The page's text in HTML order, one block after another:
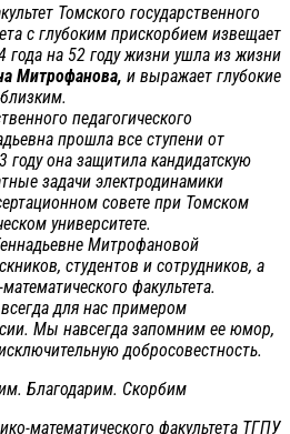
Томского государственного
с глубоким прискорбием извещает
года на 52 году жизни ушла из жизни
Митрофанова, и выражает глубокие
педагогического
прошла все ступени от
году она защитила кандидатскую
задачи электродинамики
совете при Томском
университете.
Митрофановой
студентов и сотрудников, а
факультета.
для нас примером
Мы навсегда запомним ее юмор,
добросовестность.
Благодарим. Скорбим
математического факультета ТГПУ